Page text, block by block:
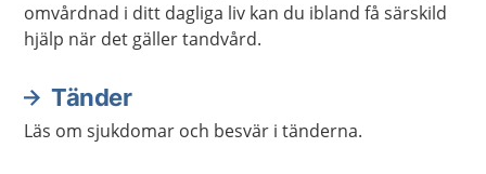
omvårdnad i ditt dagliga liv kan du ibland få särskild
hjälp när det gäller tandvård.
Tänder
Läs om sjukdomar och besvär i tänderna.